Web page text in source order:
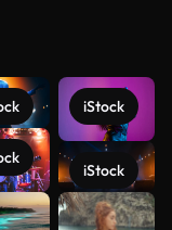
iStock
iStock
Voir plus